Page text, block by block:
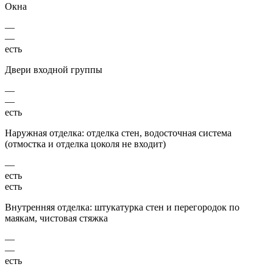
Окна
—
—
есть
Двери входной группы
—
—
есть
Наружная отделка: отделка стен, водосточная система
(отмостка и отделка цоколя не входит)
—
есть
есть
Внутренняя отделка: штукатурка стен и перегородок по
маякам, чистовая стяжка
—
—
есть